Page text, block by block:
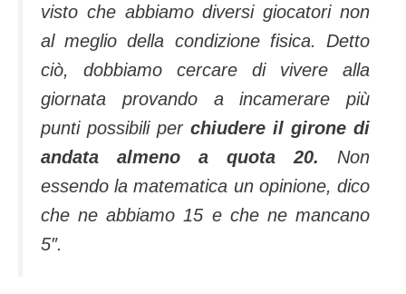
visto che abbiamo diversi giocatori non
al meglio della condizione fisica. Detto
ciò, dobbiamo cercare di vivere alla
giornata provando a incamerare più
punti possibili per chiudere il girone di
andata almeno a quota 20. Non
essendo la matematica un opinione, dico
che ne abbiamo 15 e che ne mancano
5″.